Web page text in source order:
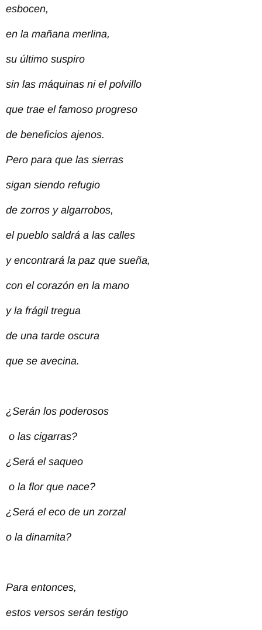
esbocen,
en la mañana merlina,
su último suspiro
sin las máquinas ni el polvillo
que trae el famoso progreso
de beneficios ajenos.
Pero para que las sierras
sigan siendo refugio
de zorros y algarrobos,
el pueblo saldrá a las calles
y encontrará la paz que sueña,
con el corazón en la mano
y la frágil tregua
de una tarde oscura
que se avecina.
¿Serán los poderosos
o las cigarras?
¿Será el saqueo
o la flor que nace?
¿Será el eco de un zorzal
o la dinamita?
Para entonces,
estos versos serán testigo